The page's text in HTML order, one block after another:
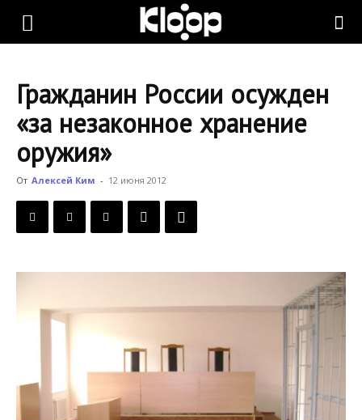
KLOOP.KG
Новости
Кыргызстана
Гражданин России осужден
«за незаконное хранение
оружия»
От Алексей Ким - 12 июня 2012